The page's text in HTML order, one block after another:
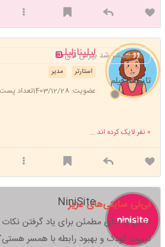
لیلینازلیلی
مدیر استارتر
عضویت: 1403/12/28 تعداد پست:
منتشر شد بپرس الان
تایپیک فیلم
0 نفر لایک کرده اند ...
NiniSite
نی‌نی سایتی‌های عزیز
دنبال یه جای مطمئن برای یاد گرفتن نکات
تربیت کودک و بهبود رابطه با همسر